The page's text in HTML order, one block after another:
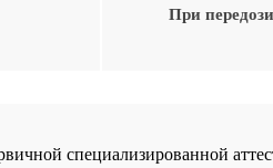
При
специализированной